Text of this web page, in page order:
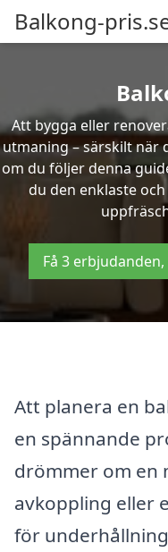
Balkong-
Att bygga eller
utmaning – särskilt när
om du följer denna
du den enklaste
Få 3
Att planera en
en spännande
drömmer om en
avkoppling eller
för